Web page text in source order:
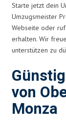
Starte jetzt dein
Umzugsmeister
Webseite oder
erhalten. Wir
unterstützen zu
von
Monza